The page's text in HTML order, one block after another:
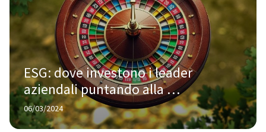
ESG: dove investono i leader
aziendali puntando alla
sostenibilità. I risultati del report
KPMG
06/03/2024